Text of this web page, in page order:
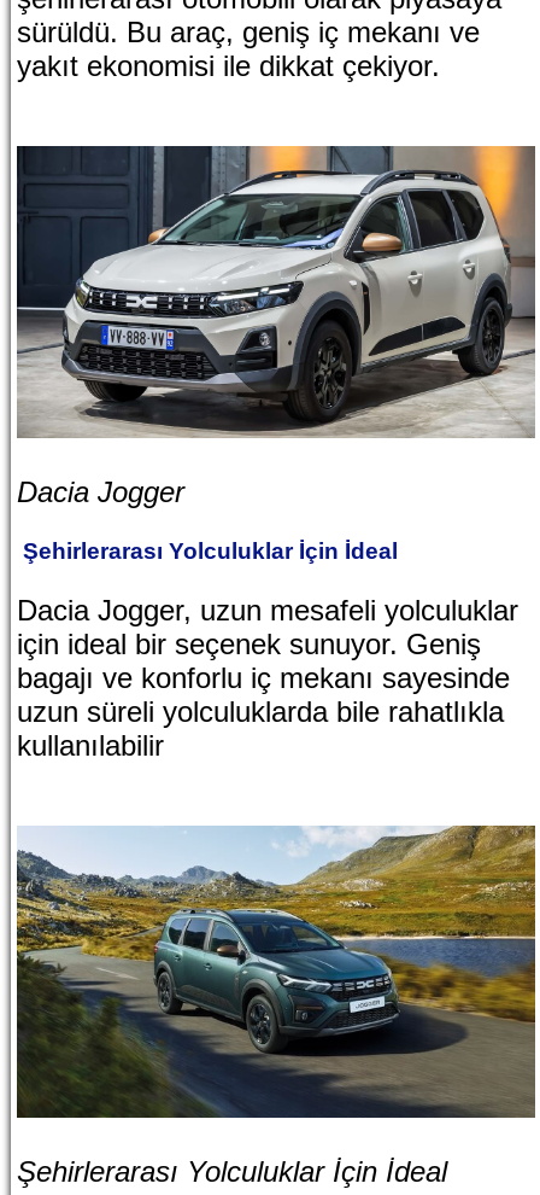
sürüldü. Bu araç, geniş iç mekanı ve
yakıt ekonomisi ile dikkat çekiyor.
Dacia Jogger
Şehirlerarası Yolculuklar İçin İdeal
Dacia Jogger, uzun mesafeli yolculuklar
için ideal bir seçenek sunuyor. Geniş
bagajı ve konforlu iç mekanı sayesinde
uzun süreli yolculuklarda bile rahatlıkla
kullanılabilir
Şehirlerarası Yolculuklar İçin İdeal